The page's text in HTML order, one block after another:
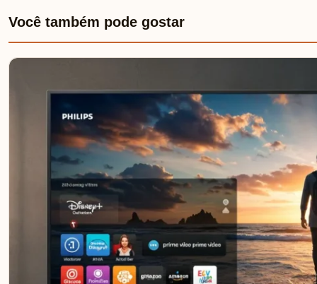
Você também pode gostar